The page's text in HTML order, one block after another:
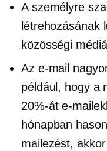
A személyre
létrehozásának
közösségi
Az e-mail
például, hogy a
20%-át e-
hónapban
mailezést,